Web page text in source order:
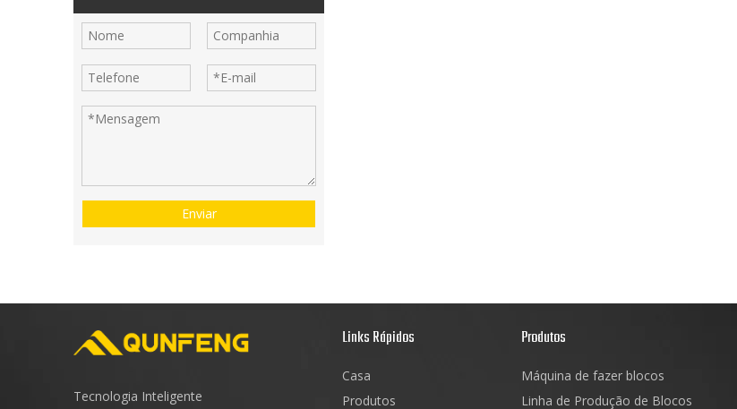
Enviar
Tecnologia Inteligente
Links Rápidos
Casa
Produtos
Produtos
Máquina de fazer blocos
Linha de Produção de Blocos